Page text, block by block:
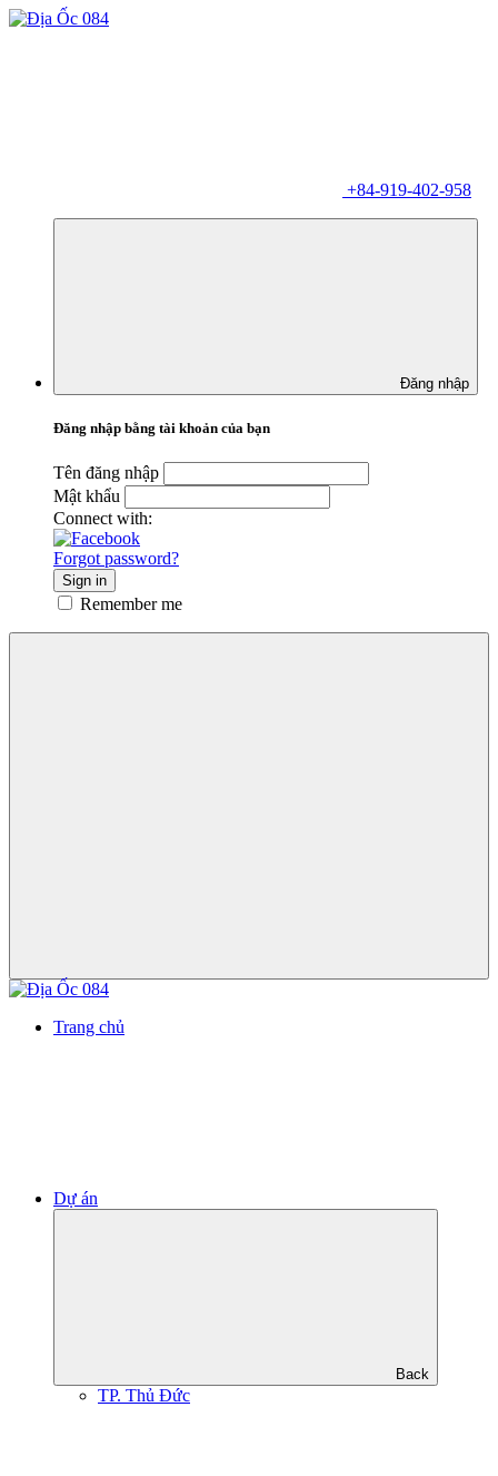
+84-919-402-958
Đăng nhập
Đăng nhập bằng tài khoản của bạn
Tên đăng nhập
Mật khẩu
Connect with:
Forgot password?
Sign in
Remember me
Trang chủ
Dự án
Back
TP. Thủ Đức